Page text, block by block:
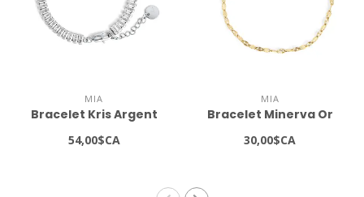
MIA
Bracelet Kris Argent
54,00$CA
MIA
Bracelet Minerva Or
30,00$CA